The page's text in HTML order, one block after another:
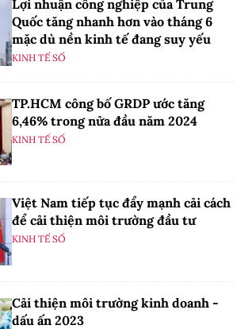
Lợi nhuận công nghiệp của Trung
Quốc tăng nhanh hơn vào tháng 6
mặc dù nền kinh tế đang suy yếu
KINH TẾ SỐ
TP.HCM công bố GRDP ước tăng
6,46% trong nửa đầu năm 2024
KINH TẾ SỐ
Việt Nam tiếp tục đẩy mạnh cải cách
để cải thiện môi trường đầu tư
KINH TẾ SỐ
Cải thiện môi trường kinh doanh -
dấu ấn 2023